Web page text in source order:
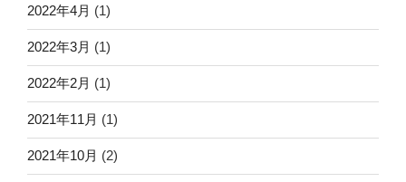
2022年4月 (1)
2022年3月 (1)
2022年2月 (1)
2021年11月 (1)
2021年10月 (2)